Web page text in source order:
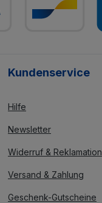
Kundenservice
Hilfe
Newsletter
Widerruf & Reklamation
Versand & Zahlung
Geschenk-Gutscheine